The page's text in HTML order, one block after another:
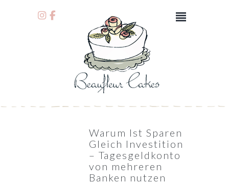
Warum Ist Sparen
Gleich Investition
– Tagesgeldkonto
von mehreren
Banken nutzen